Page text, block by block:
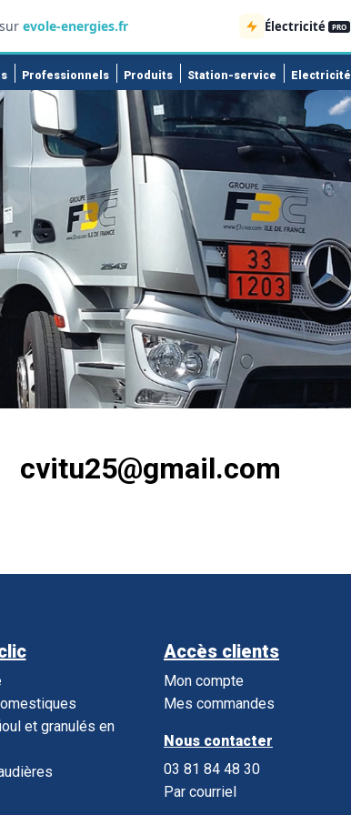
evole-energies.fr Électricité PRO
Professionnels Produits Station-service Electricité
cvitu25@gmail.com
et granulés en
Accès clients
Mon compte
Mes commandes
Nous contacter
03 81 84 48 30
Par courriel